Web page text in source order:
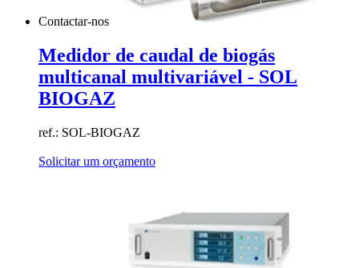
Contactar-nos
Medidor de caudal de biogás
multicanal multivariável - SOL
BIOGAZ
ref.: SOL-BIOGAZ
Solicitar um orçamento